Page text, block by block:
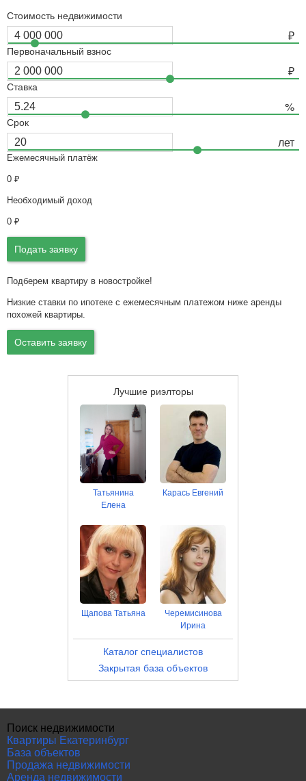
Стоимость недвижимости
Первоначальный взнос
Ставка
Срок
Ежемесячный платёж
0 ₽
Необходимый доход
0 ₽
Подать заявку
Подберем квартиру в новостройке!
Низкие ставки по ипотеке с ежемесячным платежом ниже аренды
похожей квартиры.
Оставить заявку
Лучшие риэлторы
Татьянина
Елена
Карась Евгений
Щапова Татьяна
Черемисинова
Ирина
Каталог специалистов
Закрытая база объектов
Поиск недвижимости
Квартиры Екатеринбург
База объектов
Продажа недвижимости
Аренда недвижимости